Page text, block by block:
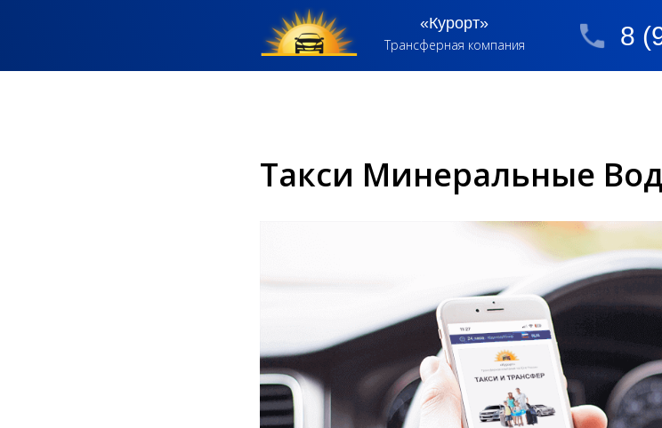
8
«Курорт»
Трансферная компания
Такси Минеральные